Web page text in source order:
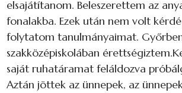
elsajátítanom. Beleszerettem az
fonalakba. Ezek után nem volt
folytatom tanulmányaimat.
szakközépiskolában
saját ruhatáramat feláldozva
Aztán jöttek az ünnepek, az